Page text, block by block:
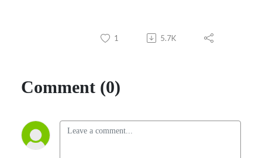
1 5.7K
Comment (0)